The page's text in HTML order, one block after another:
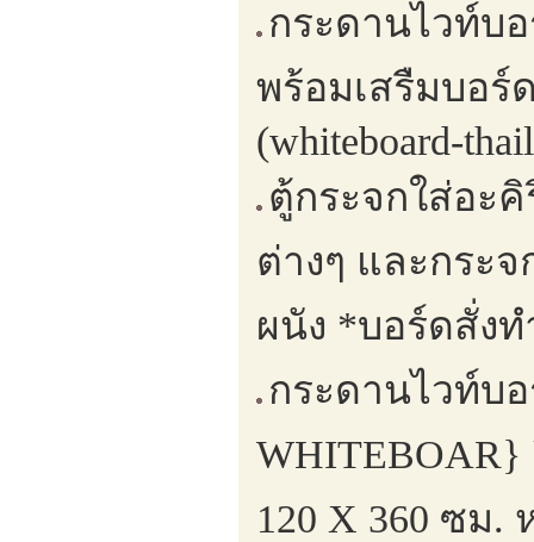
กระดานไวท์บ
พร้อมเสรืมบอร์
(whiteboard-
ตู้กระจกใส่อะ
ต่างๆ และกระ
ผนัง *บอร์ดสั่งท
กระดานไวท์บ
120 X 360 ซม.